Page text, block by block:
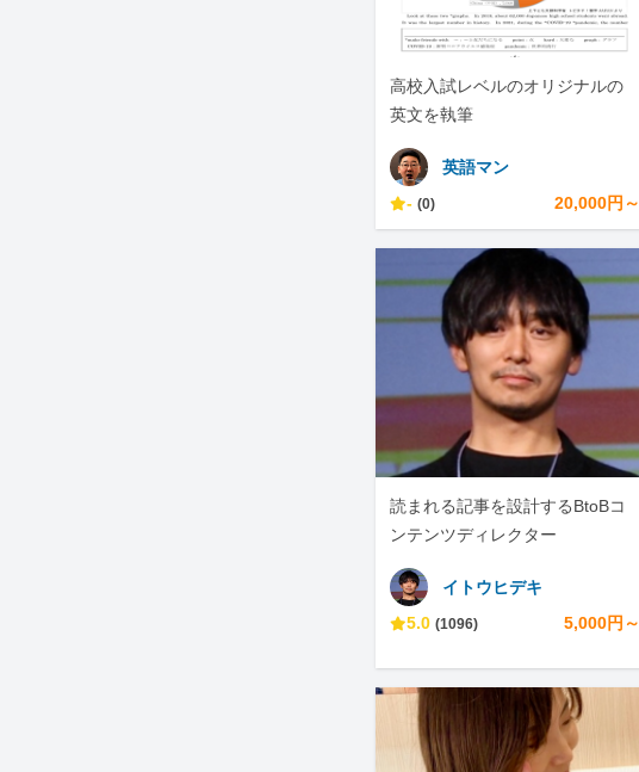
高校入試レベルのオリジナルの
英文を執筆
英語マン
- (0) 20,000円～
読まれる記事を設計するBtoBコ
ンテンツディレクター
イトウヒデキ
5.0 (1096) 5,000円～